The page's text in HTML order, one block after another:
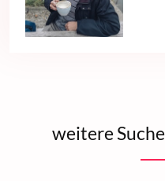
weitere